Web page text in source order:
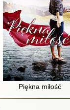
Piękna miłość